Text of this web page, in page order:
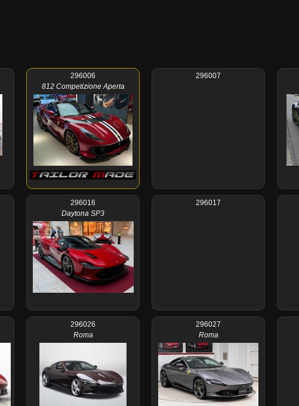
296006
812 Competizione Aperta
296007
296016
Daytona SP3
296017
296026
Roma
296027
Roma